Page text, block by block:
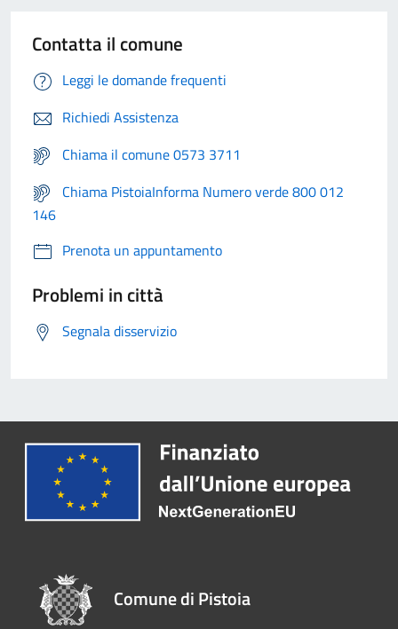
Contatta il comune
Leggi le domande frequenti
Richiedi Assistenza
Chiama il comune 0573 3711
Chiama PistoiaInforma Numero verde 800 012
146
Prenota un appuntamento
Problemi in città
Segnala disservizio
Comune di Pistoia